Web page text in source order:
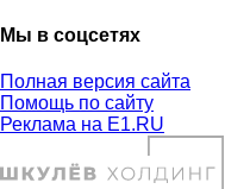
Мы в соцсетях
Полная версия сайта
Помощь по сайту
Реклама на E1.RU